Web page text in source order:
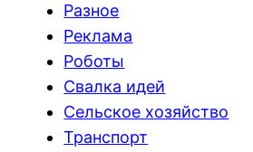
Разное
Реклама
Роботы
Свалка идей
Сельское хозяйство
Транспорт